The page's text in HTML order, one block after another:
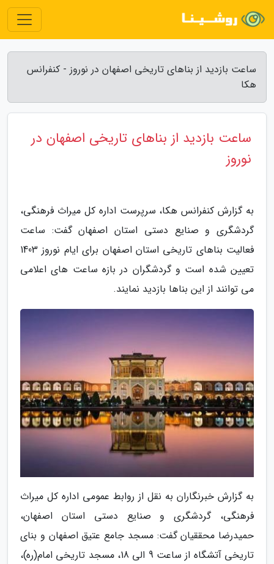
ساعت بازدید از بناهای تاریخی اصفهان در نوروز - کنفرانس
هکا
ساعت بازدید از بناهای تاریخی اصفهان در
نوروز
به گزارش کنفرانس هکا، سرپرست اداره کل میراث فرهنگی،
گردشگری و صنایع دستی استان اصفهان گفت: ساعت
فعالیت بناهای تاریخی استان اصفهان برای ایام نوروز 1403
تعیین شده است و گردشگران در بازه ساعت های اعلامی
می توانند از این بناها بازدید نمایند.
به گزارش خبرنگاران به نقل از روابط عمومی اداره کل میراث
فرهنگی، گردشگری و صنایع دستی استان اصفهان،
حمیدرضا محققیان گفت: مسجد جامع عتیق اصفهان و بنای
تاریخی آتشگاه از ساعت 9 الی 18، مسجد تاریخی امام(ره)،